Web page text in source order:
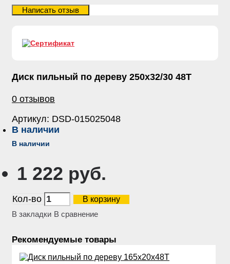
Диск пильный по дереву 250х32/30 48Т
0 отзывов
Артикул: DSD-015025048
В наличии
В наличии
1 222 руб.
Кол-во
В корзину
В закладки В сравнение
Рекомендуемые товары